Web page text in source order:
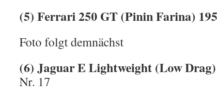
(5) Ferrari 250 GT (Pinin Farina)
Foto folgt demnächst
(6) Jaguar E Lightweight (Low
Nr. 17